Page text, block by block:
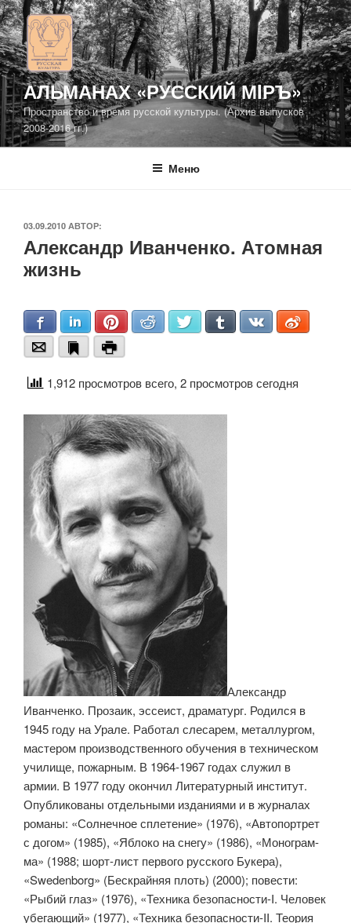
Перейти
к
содержимому
АЛЬМАНАХ «РУССКИЙ МIРЪ»
Пространство и время русской культуры. (Архив выпусков
2008-2016 гг.)
Меню
ОПУБЛИКОВАНО
03.09.2010 АВТОР:
Александр Иванченко. Атомная
жизнь
FacebookLinkedInPinterestReddit Twitter TumblrVKontakteWeibo
Email
BookmarkPrint
1,912 просмотров всего, 2 просмотров сегодня
Александр
Иванченко. Прозаик, эссеист, драматург. Родился в
1945 году на Урале. Работал слесарем, металлургом,
мастером производ­ственного обучения в техническом
училище, пожарным. В 1964-1967 годах служил в
армии. В 1977 году окончил Литературный институт.
Опубликованы отдельными изданиями и в журналах
романы: «Солнечное сплете­ние» (1976), «Автопортрет
с догом» (1985), «Яблоко на снегу» (1986), «Монограм­
ма» (1988; шорт-лист первого русского Букера),
«Swedenborg» (Бескрайняя плоть) (2000); повести:
«Рыбий глаз» (1976), «Техника безопасности-I. Человек
убега­ющий» (1977), «Техника безопасности-II. Теория